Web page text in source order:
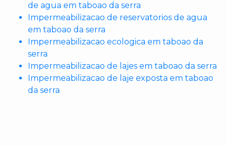
de agua em taboao da serra
Impermeabilizacao de reservatorios de agua
em taboao da serra
Impermeabilizacao ecologica em taboao da
serra
Impermeabilizacao de lajes em taboao da serra
Impermeabilizacao de laje exposta em taboao
da serra